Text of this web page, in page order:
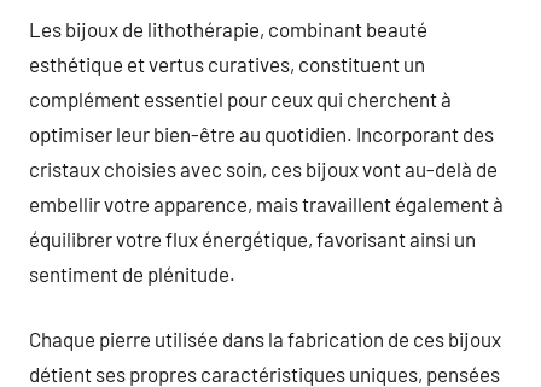
Les bijoux de lithothérapie, combinant beauté
esthétique et vertus curatives, constituent un
complément essentiel pour ceux qui cherchent à
optimiser leur bien-être au quotidien. Incorporant des
cristaux choisies avec soin, ces bijoux vont au-delà de
embellir votre apparence, mais travaillent également à
équilibrer votre flux énergétique, favorisant ainsi un
sentiment de plénitude.
Chaque pierre utilisée dans la fabrication de ces bijoux
détient ses propres caractéristiques uniques, pensées